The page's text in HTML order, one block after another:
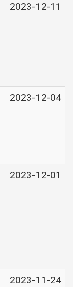
2023-12-11
2023-12-04
2023-12-01
2023-11-24